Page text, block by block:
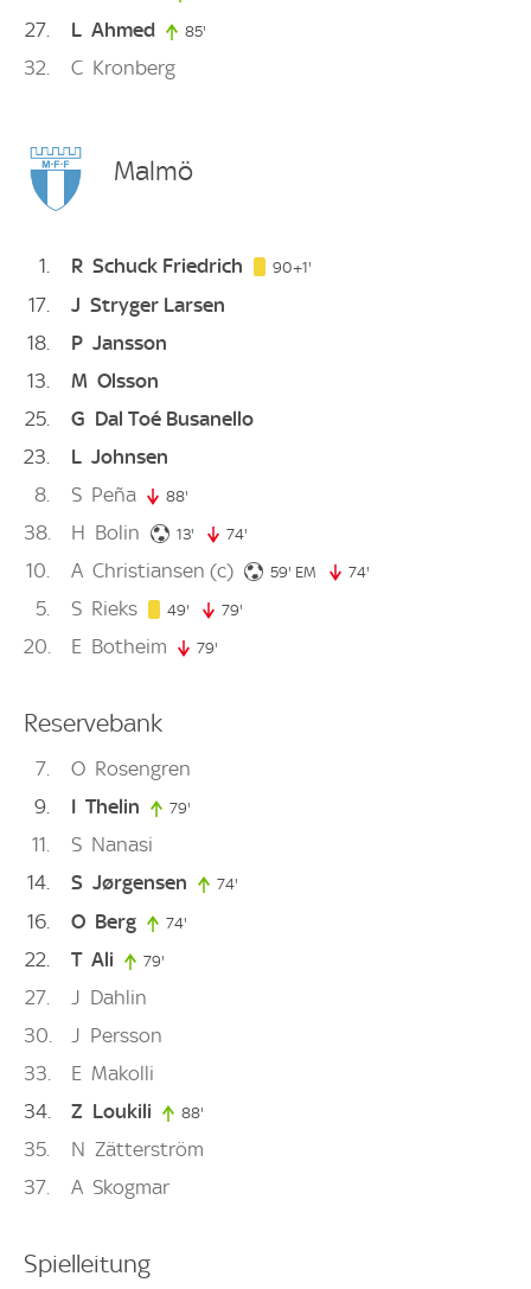
27 L Ahmed 85'
32 C Kronberg
Malmö
1 R Schuck Friedrich 90+1'
17 J Stryger Larsen
18
P Jansson
13
M Olsson
25
G Dal Toé Busanello
23
L Johnsen
8
S Peña 88'
38 H Bolin 13' 13. minute
74'
10 A Christiansen (c) 59' 59. minute
EM 74'
5 S Rieks 49' 49. minute
79'
20 E Botheim 79'
Reservebank
7 O Rosengren
9
I Thelin 79'
11 S Nanasi
14
S Jørgensen 74'
16 O Berg 74'
22 T Ali 79'
27 J Dahlin
30
J Persson
33
E Makolli
34
Z Loukili 88'
35 N Zätterström
37
A Skogmar
Spielleitung